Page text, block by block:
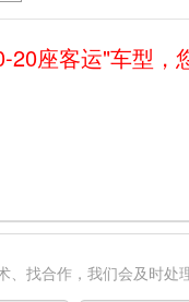
20座客运"车型，
、找合作，我们会及时处